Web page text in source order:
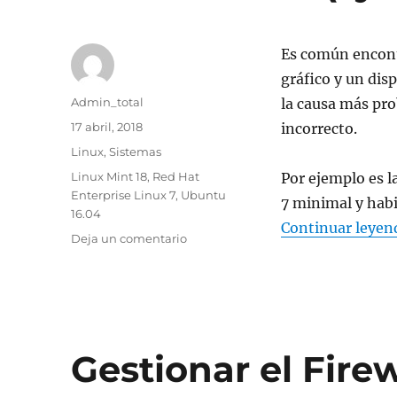
Es común
gráfico y un
la causa más
incorrecto.
Por ejemplo es
7 minimal y
Continuar
Autor
Admin_total
Publicado
el
17 abril, 2018
Categorías
Linux,Sistemas
Etiquetas
Linux Mint 18, Red Hat
Enterprise Linux 7, Ubuntu
16.04
Deja un comentarioen
Ubuntu
16.04
Gestionar el